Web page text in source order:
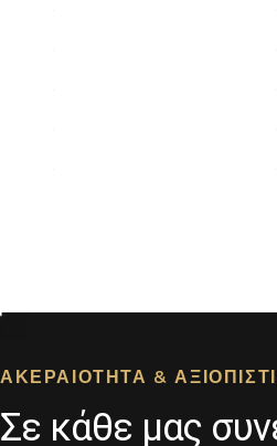
ΑΚΕΡΑΙΟΤΗΤΑ &
Σε κάθε μας